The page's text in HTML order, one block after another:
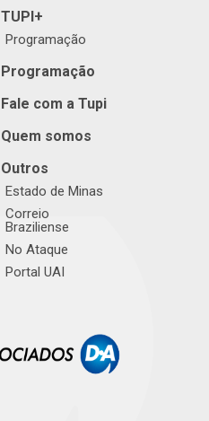
TUPI+
Programação
Programação
Fale com a Tupi
Quem somos
Outros
Estado de Minas
Correio
Braziliense
No Ataque
Portal UAI